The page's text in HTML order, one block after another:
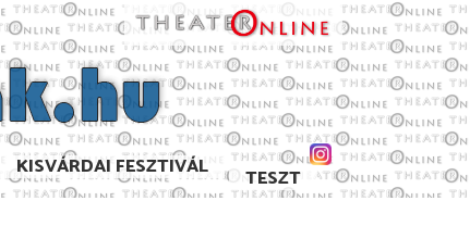
KISVÁRDAI FESZTIVÁL TESZT